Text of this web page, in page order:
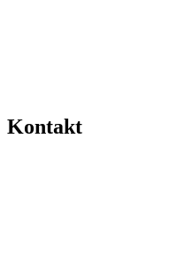
Kontakt